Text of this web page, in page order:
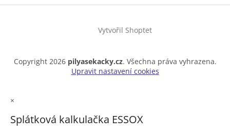
Vytvořil Shoptet
Copyright 2026 pilyasekacky.cz. Všechna práva vyhrazena.
Upravit nastavení cookies
×
Splátková kalkulačka ESSOX